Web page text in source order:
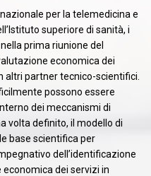
per la telemedicina e
superiore di sanità, i
prima riunione del
economica dei
altri partner tecnico-scientifici.
possono essere
dei meccanismi di
volta definito, il modello di
base scientifica per
dell’identificazione
dei servizi in